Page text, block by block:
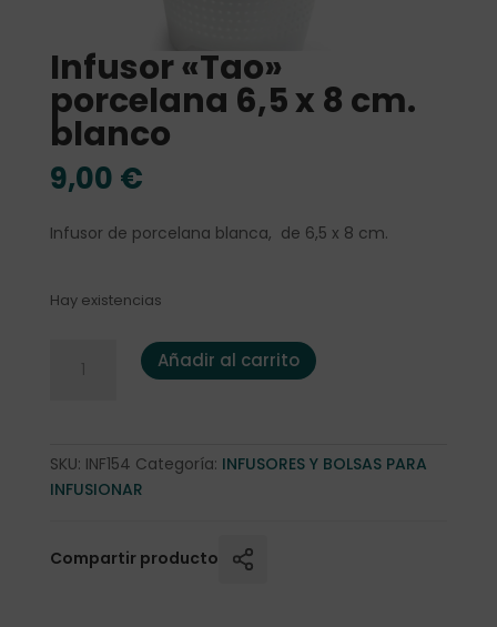
Infusor «Tao»
porcelana 6,5 x 8 cm.
blanco
9,00 €
Infusor de porcelana blanca, de 6,5 x 8 cm.
Hay existencias
Infusor "Tao" porcelana 6,5 x 8 cm. blanco cantidad
Añadir al carrito
SKU: INF154 Categoría: INFUSORES Y BOLSAS PARA
INFUSIONAR
Compartir producto